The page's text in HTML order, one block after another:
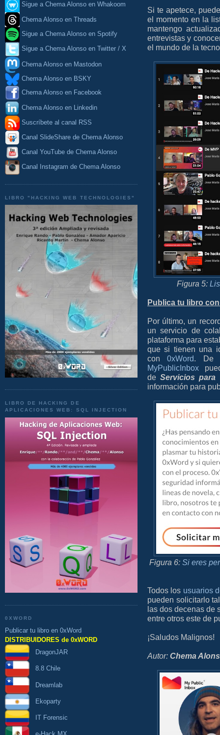
Sigue a Chema Alonso en Whakoom
Chema Alonso en Threads
Sigue a Chema Alonso en Spotify
Sigue a Chema Alonso en Twitter / X
Chema Alonso en Mastodon
Chema Alonso en BSKY
Chema Alonso en Facebook
Chema Alonso en Linkedin
Suscríbete al canal RSS
Canal SlideShare de Chema Alonso
Canal YouTube de Chema Alonso
Canal Instagram de Chema Alonso
LIBRO "HACKING WEB TECHNOLOGIES"
LIBRO DE HACKING DE
APLICACIONES WEB: SQL INJECTION
0XWORD
Publicar tu libro en 0xWord
DISTRIBUIDORES de 0xWORD
DragonJAR
8.8 Chile
Dreamlab
Ekoparty
IT Forensic
Si te apetece,
el momento en la
mantengo
entrevistas y
el mundo de la
Figura 5:
Publica tu libro
Por último, un
un servicio de
plataforma para
que si tienen una
con0xWord . De
MyPublicInbox
deServicios para
información para
Figura 6: Si eres
Todos los usuarios
pueden solicitarlo
las dos decenas de
entre otros este de
¡Saludos Malignos!
Autor: Chema